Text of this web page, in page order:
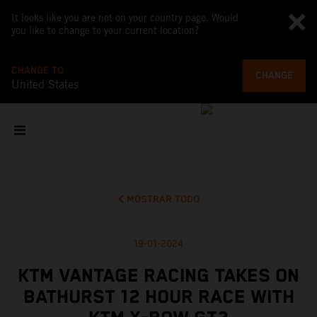
It looks like you are not on your country page. Would
you like to change to your current location?
CHANGE TO
United States
CHANGE
MOSTRAR TODO
19-01-2024
KTM VANTAGE RACING TAKES ON
BATHURST 12 HOUR RACE WITH